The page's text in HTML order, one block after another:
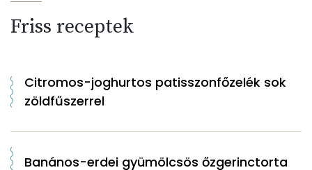
Friss receptek
Citromos-joghurtos patisszonfőzelék sok
zöldfűszerrel
Banános-erdei gyümölcsös őzgerinctorta